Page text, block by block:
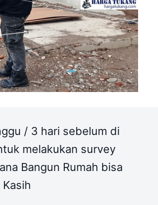
/ 3 hari sebelum di
melakukan survey
Bangun Rumah bisa